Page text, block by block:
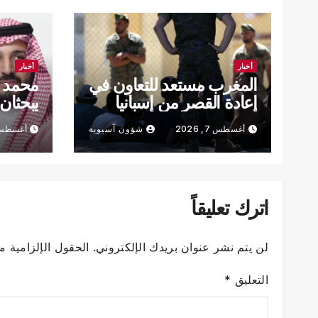
أخبار
المغرب مستعد للتعاون في
إعادة القصر من إسبانيا
أغسطس 7, 2026 شؤون آسيوية
أخبار
محمد
أغسطس 7,
اترك تعليقاً
لن يتم نشر عنوان بريدك الإلكتروني. الحقول الإلزامية
التعليق *